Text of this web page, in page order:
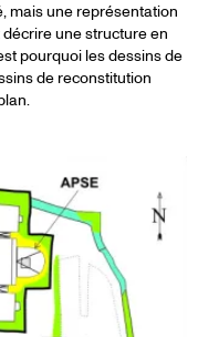
mais une représentation
une structure en
pourquoi les dessins de
de reconstitution